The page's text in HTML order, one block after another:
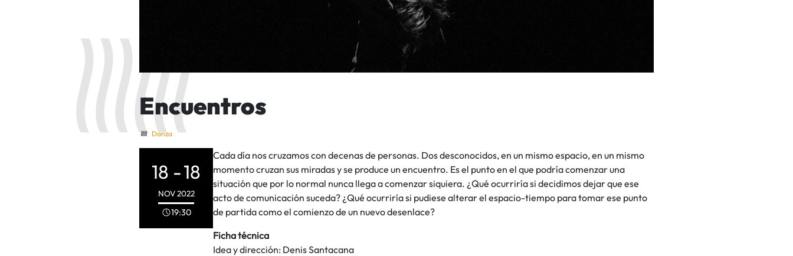
Encuentros
Danza
18 -18
NOV2022
19:30
Cada día nos cruzamos con decenas de personas. Dos desconocidos, en un mismo espacio, en un mismo
momento cruzan sus miradas y se produce un encuentro. Es el punto en el que podría comenzar una
situación que por lo normal nunca llega a comenzar siquiera. ¿Qué ocurriría si decidimos dejar que ese
acto de comunicación suceda? ¿Qué ocurriría si pudiese alterar el espacio-tiempo para tomar ese punto
de partida como el comienzo de un nuevo desenlace?
Ficha técnica
Idea y dirección: Denis Santacana